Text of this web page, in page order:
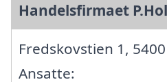
Handelsfirmaet
Fredskovstien 1,
Ansatte: